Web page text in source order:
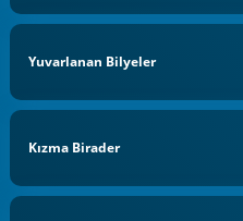
Yuvarlanan Bilyeler
Kızma Birader